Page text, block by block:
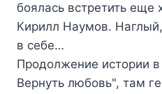
боялась встретить еще
Кирилл Наумов.
в себе…
Продолжение истории
Вернуть любовь", там